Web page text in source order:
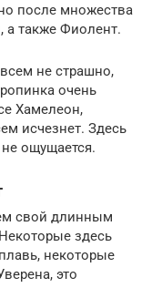
после множества
также Фиолент.
не страшно,
очень
Хамелеон,
исчезнет. Здесь
ощущается.
свой длинным
здесь
некоторые
это